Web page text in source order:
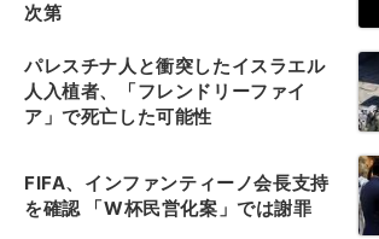
次第
パレスチナ人と衝突したイスラエル
人入植者、「フレンドリーファイ
ア」で死亡した可能性
FIFA、インファンティーノ会長支持
を確認 「W杯民営化案」では謝罪